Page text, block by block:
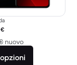
ricondizionato:
€
nuovoRispetto a